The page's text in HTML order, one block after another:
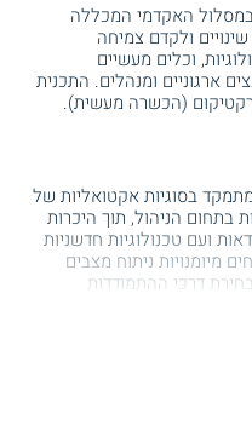
במסלול האקדמי המכללה
ולקדם צמיחה
וכלים מעשיים
ארגוניים ומנהלים. התכנית
(הכשרה מעשית).
מתמקד בסוגיות אקטואליות של
בתחום הניהול, תוך היכרות
ועם טכנולוגיות חדשניות
מיומנויות ניתוח מצבים
דרכי ההתמודדות